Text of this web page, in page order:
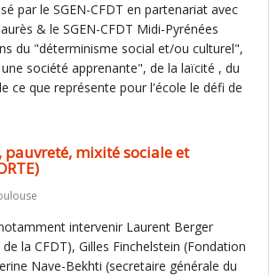
par le SGEN-CFDT en partenariat avec
& le SGEN-CFDT Midi-Pyrénées
du "déterminisme social et/ou culturel",
société apprenante", de la laïcité , du
ce que représente pour l'école le défi de
pauvreté, mixité sociale et
intervenir Laurent Berger
la CFDT), Gilles Finchelstein (Fondation
Nave-Bekhti (secretaire générale du